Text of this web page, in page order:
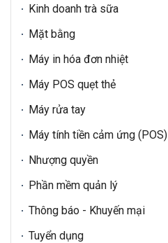
Kinh doanh trà sữa
Mặt bằng
Máy in hóa đơn nhiệt
Máy POS quẹt thẻ
Máy rửa tay
Máy tính tiền cảm ứng (POS)
Nhượng quyền
Phần mềm quản lý
Thông báo - Khuyến mại
Tuyển dụng